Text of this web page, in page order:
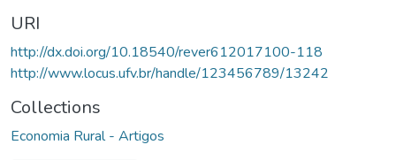
URI
http://dx.doi.org/10.18540/rever612017100-118
http://www.locus.ufv.br/handle/123456789/13242
Collections
Economia Rural - Artigos